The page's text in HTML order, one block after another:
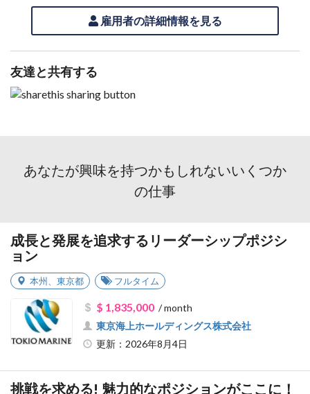
雇用者の詳細情報を見る
友達と共有する
あなたが興味を持つかもしれないいくつか
の仕事
成長と発展を追求するリーダーシップポジシ
ョン
本州 東京都 フルタイム
$ 1,835,000/ month
東京海上ホールディングス株式会社
更新：2026年8月4日
挑戦を求める! 魅力的なポジションがここに！